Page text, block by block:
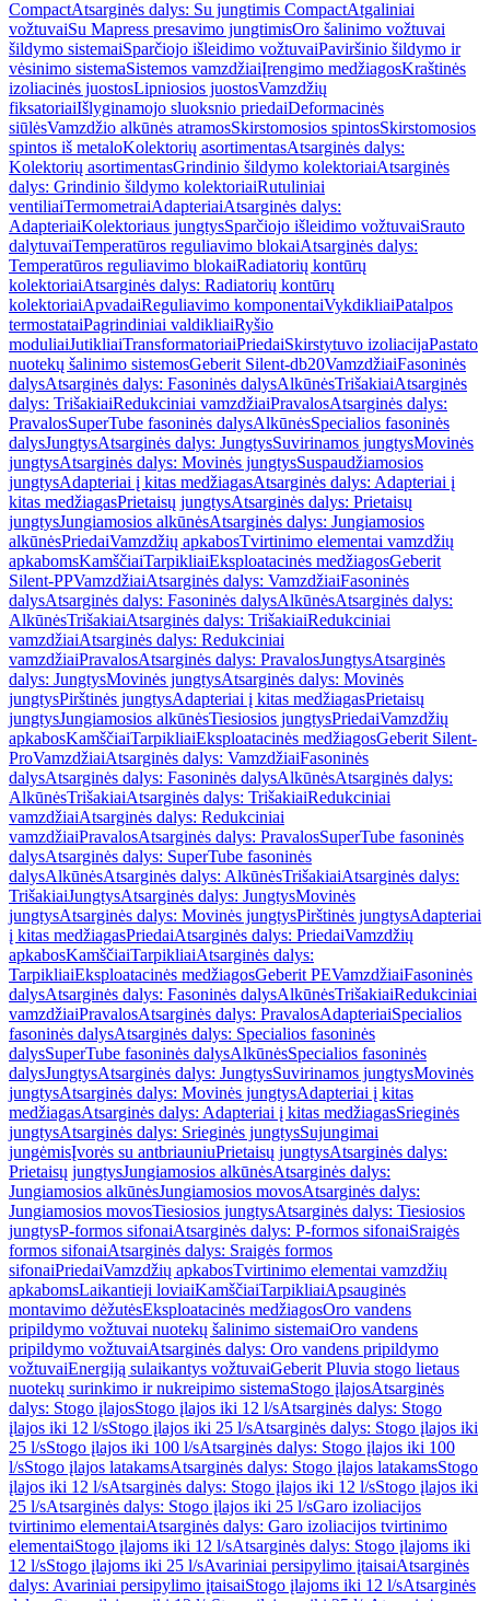
CompactAtsarginės dalys: Su jungtimis CompactAtgaliniai
vožtuvaiSu Mapress presavimo jungtimisOro šalinimo vožtuvai
šildymo sistemaiSparčiojo išleidimo vožtuvaiPaviršinio šildymo ir
vėsinimo sistemaSistemos vamzdžiaiĮrengimo medžiagosKraštinės
izoliacinės juostosLipniosios juostosVamzdžių
fiksatoriaiIšlyginamojo sluoksnio priedaiDeformacinės
siūlėsVamzdžio alkūnės atramosSkirstomosios spintosSkirstomosios
spintos iš metaloKolektorių asortimentasAtsarginės dalys:
Kolektorių asortimentasGrindinio šildymo kolektoriaiAtsarginės
dalys: Grindinio šildymo kolektoriaiRutuliniai
ventiliaiTermometraiAdapteriaiAtsarginės dalys:
AdapteriaiKolektoriaus jungtysSparčiojo išleidimo vožtuvaiSrauto
dalytuvaiTemperatūros reguliavimo blokaiAtsarginės dalys:
Temperatūros reguliavimo blokaiRadiatorių kontūrų
kolektoriaiAtsarginės dalys: Radiatorių kontūrų
kolektoriaiApvadaiReguliavimo komponentaiVykdikliaiPatalpos
termostataiPagrindiniai valdikliaiRyšio
moduliaiJutikliaiTransformatoriaiPriedaiSkirstytuvo izoliacijaPastato
nuotekų šalinimo sistemosGeberit Silent-db20VamzdžiaiFasoninės
dalysAtsarginės dalys: Fasoninės dalysAlkūnėsTrišakiaiAtsarginės
dalys: TrišakiaiRedukciniai vamzdžiaiPravalosAtsarginės dalys:
PravalosSuperTube fasoninės dalysAlkūnėsSpecialios fasoninės
dalysJungtysAtsarginės dalys: JungtysSuvirinamos jungtysMovinės
jungtysAtsarginės dalys: Movinės jungtysSuspaudžiamosios
jungtysAdapteriai į kitas medžiagasAtsarginės dalys: Adapteriai į
kitas medžiagasPrietaisų jungtysAtsarginės dalys: Prietaisų
jungtysJungiamosios alkūnėsAtsarginės dalys: Jungiamosios
alkūnėsPriedaiVamzdžių apkabosTvirtinimo elementai vamzdžių
apkabomsKamščiaiTarpikliaiEksploatacinės medžiagosGeberit
Silent-PPVamzdžiaiAtsarginės dalys: VamzdžiaiFasoninės
dalysAtsarginės dalys: Fasoninės dalysAlkūnėsAtsarginės dalys:
AlkūnėsTrišakiaiAtsarginės dalys: TrišakiaiRedukciniai
vamzdžiaiAtsarginės dalys: Redukciniai
vamzdžiaiPravalosAtsarginės dalys: PravalosJungtysAtsarginės
dalys: JungtysMovinės jungtysAtsarginės dalys: Movinės
jungtysPirštinės jungtysAdapteriai į kitas medžiagasPrietaisų
jungtysJungiamosios alkūnėsTiesiosios jungtysPriedaiVamzdžių
apkabosKamščiaiTarpikliaiEksploatacinės medžiagosGeberit Silent-
ProVamzdžiaiAtsarginės dalys: VamzdžiaiFasoninės
dalysAtsarginės dalys: Fasoninės dalysAlkūnėsAtsarginės dalys:
AlkūnėsTrišakiaiAtsarginės dalys: TrišakiaiRedukciniai
vamzdžiaiAtsarginės dalys: Redukciniai
vamzdžiaiPravalosAtsarginės dalys: PravalosSuperTube fasoninės
dalysAtsarginės dalys: SuperTube fasoninės
dalysAlkūnėsAtsarginės dalys: AlkūnėsTrišakiaiAtsarginės dalys:
TrišakiaiJungtysAtsarginės dalys: JungtysMovinės
jungtysAtsarginės dalys: Movinės jungtysPirštinės jungtysAdapteriai
į kitas medžiagasPriedaiAtsarginės dalys: PriedaiVamzdžių
apkabosKamščiaiTarpikliaiAtsarginės dalys:
TarpikliaiEksploatacinės medžiagosGeberit PEVamzdžiaiFasoninės
dalysAtsarginės dalys: Fasoninės dalysAlkūnėsTrišakiaiRedukciniai
vamzdžiaiPravalosAtsarginės dalys: PravalosAdapteriaiSpecialios
fasoninės dalysAtsarginės dalys: Specialios fasoninės
dalysSuperTube fasoninės dalysAlkūnėsSpecialios fasoninės
dalysJungtysAtsarginės dalys: JungtysSuvirinamos jungtysMovinės
jungtysAtsarginės dalys: Movinės jungtysAdapteriai į kitas
medžiagasAtsarginės dalys: Adapteriai į kitas medžiagasSrieginės
jungtysAtsarginės dalys: Srieginės jungtysSujungimai
jungėmisĮvorės su antbriauniuPrietaisų jungtysAtsarginės dalys:
Prietaisų jungtysJungiamosios alkūnėsAtsarginės dalys:
Jungiamosios alkūnėsJungiamosios movosAtsarginės dalys:
Jungiamosios movosTiesiosios jungtysAtsarginės dalys: Tiesiosios
jungtysP-formos sifonaiAtsarginės dalys: P-formos sifonaiSraigės
formos sifonaiAtsarginės dalys: Sraigės formos
sifonaiPriedaiVamzdžių apkabosTvirtinimo elementai vamzdžių
apkabomsLaikantieji loviaiKamščiaiTarpikliaiApsauginės
montavimo dėžutėsEksploatacinės medžiagosOro vandens
pripildymo vožtuvai nuotekų šalinimo sistemaiOro vandens
pripildymo vožtuvaiAtsarginės dalys: Oro vandens pripildymo
vožtuvaiEnergiją sulaikantys vožtuvaiGeberit Pluvia stogo lietaus
nuotekų surinkimo ir nukreipimo sistemaStogo įlajosAtsarginės
dalys: Stogo įlajosStogo įlajos iki 12 l/sAtsarginės dalys: Stogo
įlajos iki 12 l/sStogo įlajos iki 25 l/sAtsarginės dalys: Stogo įlajos iki
25 l/sStogo įlajos iki 100 l/sAtsarginės dalys: Stogo įlajos iki 100
l/sStogo įlajos latakamsAtsarginės dalys: Stogo įlajos latakamsStogo
įlajos iki 12 l/sAtsarginės dalys: Stogo įlajos iki 12 l/sStogo įlajos iki
25 l/sAtsarginės dalys: Stogo įlajos iki 25 l/sGaro izoliacijos
tvirtinimo elementaiAtsarginės dalys: Garo izoliacijos tvirtinimo
elementaiStogo įlajoms iki 12 l/sAtsarginės dalys: Stogo įlajoms iki
12 l/sStogo įlajoms iki 25 l/sAvariniai persipylimo įtaisaiAtsarginės
dalys: Avariniai persipylimo įtaisaiStogo įlajoms iki 12 l/sAtsarginės